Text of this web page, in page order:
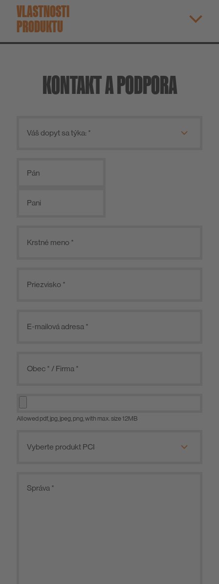
VLASTNOSTI
PRODUKTU
KONTAKT A PODPORA
Pán
Pani
Allowed pdf, jpg, jpeg, png, with max. size 12MB